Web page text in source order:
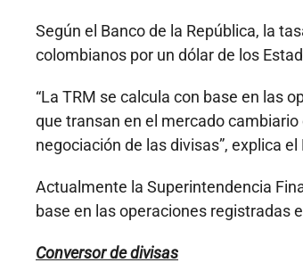
Según el Banco de la República, la
colombianos por un dólar de los
“La TRM se calcula con base en las
que transan en el mercado
negociación de las divisas”, explica el
Actualmente la Superintendencia
base en las operaciones registradas
Conversor de divisas